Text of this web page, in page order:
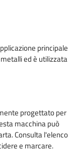
principale
ed è utilizzata
progettato per
macchina può
Consulta l'elenco
e marcare.